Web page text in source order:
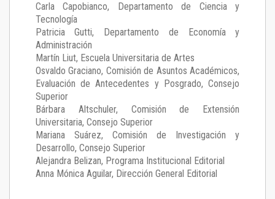
Carla Capobianco, Departamento de Ciencia y
Tecnología
Patricia Gutti, Departamento de Economía y
Administración
Martín Liut, Escuela Universitaria de Artes
Osvaldo Graciano, Comisión de Asuntos Académicos,
Evaluación de Antecedentes y Posgrado, Consejo
Superior
Bárbara Altschuler, Comisión de Extensión
Universitaria, Consejo Superior
Mariana Suárez, Comisión de Investigación y
Desarrollo, Consejo Superior
Alejandra Belizan, Programa Institucional Editorial
Anna Mónica Aguilar, Dirección General Editorial